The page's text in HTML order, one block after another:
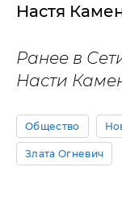
Настя
Ранее в
Насти
Общество
Злата Огневич